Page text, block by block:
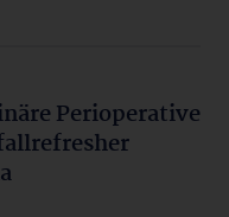
Perioperative